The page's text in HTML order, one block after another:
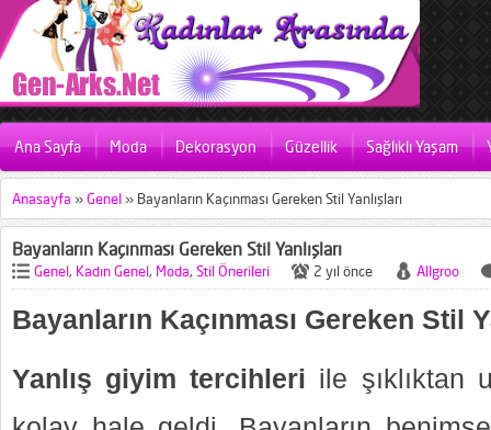
Ana Sayfa Moda Dekorasyon Güzellik Sağlıklı Yaşam
Anasayfa »Genel » Bayanların Kaçınması Gereken Stil Yanlışları
Bayanların Kaçınması Gereken Stil Yanlışları
Genel, Kadın Genel, Moda, Stil Önerileri 2 yıl önce Allgroo
Bayanların Kaçınması Gereken Stil
Yanlış giyim tercihleri ile şıklıktan